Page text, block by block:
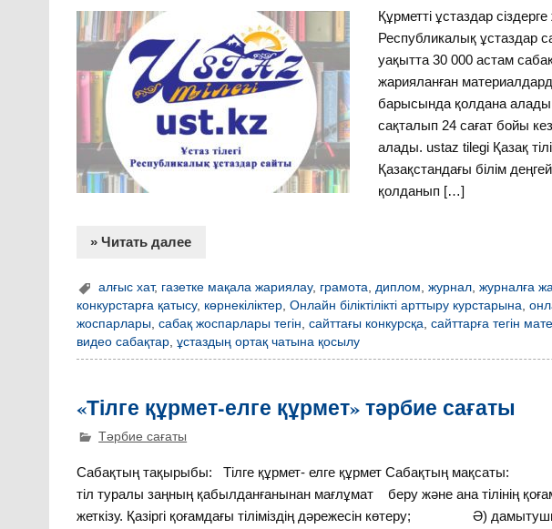
Құрметті ұстаздар
Республикалық ұстаздар
уақытта 30 000 астам
жарияланған
барысында қолдана алады.
сақталып 24 сағат бойы
алады. ustaz tilegi Қазақ
Қазақстандағы білім
қолданып […]
» Читать далее
алғыс хат, газетке мақала жариялау, грамота диплом ,журнал ,журналға
конкурстарға қатысу, көрнекіліктер ,Онлайн біліктілікті арттыру курстарына ,
жоспарлары ,сабақ жоспарлары тегін ,сайттағы конкурсқа ,сайттарға тегін
видео сабақтар ,ұстаздың ортақ чатына қосылу
«Тілге құрмет-елге құрмет» тәрбие сағаты
Тәрбие сағаты
Сабақтың тақырыбы: Тілге құрмет- елге құрмет Сабақтың
тіл туралы заңның қабылданғанынан мағлұмат беру және ана тілінің
жеткізу. Қазіргі қоғамдағы тіліміздің дәрежесін көтеру; Ә)